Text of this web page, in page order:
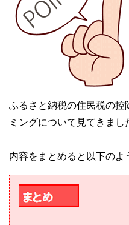
ふるさと納税の住民税の控
ミングについて見てきまし
内容をまとめると以下のよ